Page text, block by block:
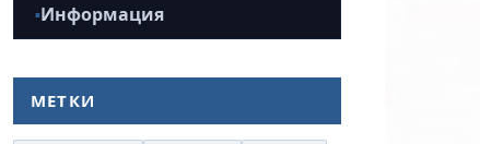
Информация
МЕТКИ